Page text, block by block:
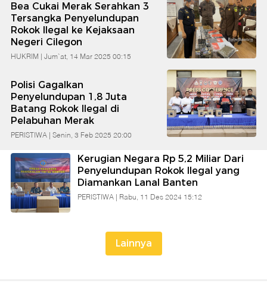
Babe
Banten
Bea Cukai Merak Serahkan 3
Tersangka Penyelundupan
Rokok Ilegal ke Kejaksaan
Negeri Cilegon
HUKRIM | Jum`at, 14 Mar 2025 00:15
Polisi Gagalkan
Penyelundupan 1,8 Juta
Batang Rokok Ilegal di
Pelabuhan Merak
PERISTIWA | Senin, 3 Feb 2025 20:00
Kerugian Negara Rp 5,2 Miliar Dari
Penyelundupan Rokok Ilegal yang
Diamankan Lanal Banten
PERISTIWA | Rabu, 11 Des 2024 15:12